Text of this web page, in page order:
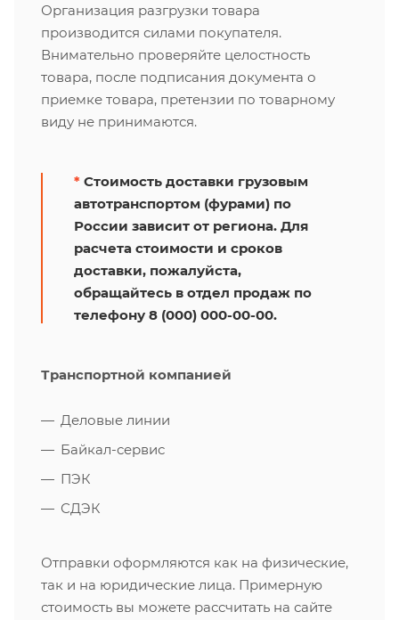
Организация разгрузки товара
производится силами покупателя.
Внимательно проверяйте целостность
товара, после подписания документа о
приемке товара, претензии по товарному
виду не принимаются.
* Стоимость доставки грузовым
автотранспортом (фурами) по
России зависит от региона. Для
расчета стоимости и сроков
доставки, пожалуйста,
обращайтесь в отдел продаж по
телефону 8 (000) 000-00-00.
Транспортной компанией
Деловые линии
Байкал-сервис
ПЭК
СДЭК
Отправки оформляются как на физические,
так и на юридические лица. Примерную
стоимость вы можете рассчитать на сайте